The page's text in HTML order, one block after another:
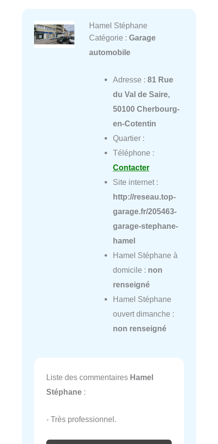
Hamel Stéphane
Catégorie : Garage
automobile
Adresse : 81 Rue
du Val de Saire,
50100 Cherbourg-
en-Cotentin
Quartier :
Téléphone :
Contacter
Site internet :
http://reseau.top-
garage.fr/205463-
garage-stephane-
hamel
Hamel Stéphane à
domicile : non
renseigné
Hamel Stéphane
ouvert dimanche :
non renseigné
Liste des commentaires Hamel
Stéphane :
- Très professionnel.